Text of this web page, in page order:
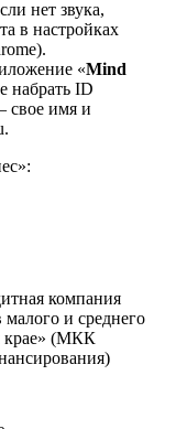
нет звука,
в настройках
«Mind
набрать ID
свое имя и
компания
и среднего
крае» (МКК